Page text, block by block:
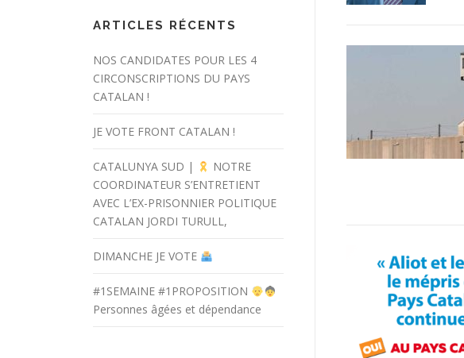
ARTICLES RÉCENTS
NOS CANDIDATES POUR LES 4
CIRCONSCRIPTIONS DU PAYS
CATALAN !
JE VOTE FRONT CATALAN !
CATALUNYA SUD |
NOTRE
COORDINATEUR S’ENTRETIENT
AVEC L’EX-PRISONNIER POLITIQUE
CATALAN JORDI TURULL,
DIMANCHE JE VOTE
#1SEMAINE #1PROPOSITION
Personnes âgées et dépendance